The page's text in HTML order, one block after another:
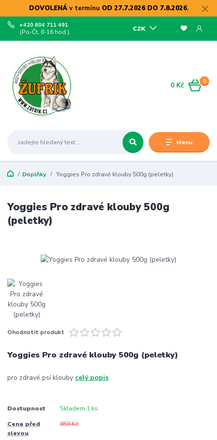
DOVOLENÁv termínu OD 27.7.2026 DO 7.8.2026.
Menu
CZK
+420 604 711 491
(Po-Čt, 8-16 hod.)
0
0 Kč
Doplňky Yoggies Pro zdravé klouby 500g (peletky)
Yoggies Pro zdravé klouby 500g
(peletky)
Ohodnotit produkt
Yoggies Pro zdravé klouby 500g (peletky)
pro zdravé psí klouby celý popis
Dostupnost Skladem 1 ks
Cena před
slevou
859 Kč